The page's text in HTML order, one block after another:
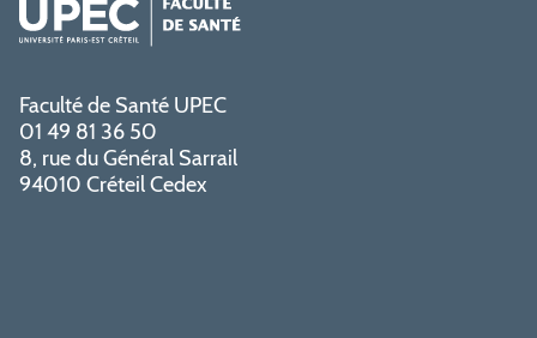
Faculté de Santé UPEC
01 49 81 36 50
8, rue du Général Sarrail
94010 Créteil Cedex